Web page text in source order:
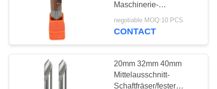
PRIVACY
POLICY
Quadratischer
Schaftfräser
Maschinerie-
Mittelprägeschaftfräser
negotiable MOQ:10 PCS
CONTACT
20mm 32mm 40mm
Mittelausschnitt-
Schaftfräser/fester